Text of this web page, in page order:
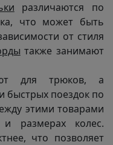
различаются по
что может быть
от стиля
также занимают
для трюков, а
быстрых поездок по
этими товарами
размерах колес.
что позволяет